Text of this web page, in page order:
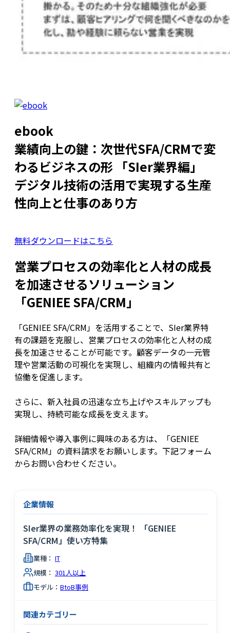
ebook
業績向上の鍵：次世代SFA/CRMで変
わるビジネスの形 「SIer業界編」
デジタル技術の活用で実現する生産
性向上と仕事のあり方
無料ダウンロードはこちら
営業プロセスの効率化と人材の成長
を加速させるソリューション
「GENIEE SFA/CRM」
「GENIEE SFA/CRM」を活用することで、SIer業界特
有の課題を克服し、営業プロセスの効率化と人材の成
長を加速させることが可能です。顧客データの一元管
理や営業活動の可視化を実現し、組織内の情報共有と
協働を促進します。
さらに、新入社員の迅速な立ち上げやスキルアップも
実現し、持続可能な成長を支えます。
詳細情報や導入事例に興味のある方は、「GENIEE
SFA/CRM」の資料請求をお願いします。下記フォーム
からお問い合わせください。
企業情報
SIer業界の業務効率化を実現！ 「GENIEE
SFA/CRM」使い方特集
業種： IT
規模： 301人以上
モデル： BtoB事例
関連カテゴリー